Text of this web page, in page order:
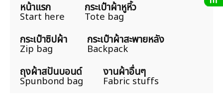
หน้าแรก
Start here
กระเป๋าผ้าหูหิ้ว
Tote bag
กระเป๋าซิปผ้า
Zip bag
กระเป๋าผ้าสะพายหลัง
Backpack
ถุงผ้าสปันบอนด์
Spunbond bag
งานผ้าอื่นๆ
Fabric stuffs